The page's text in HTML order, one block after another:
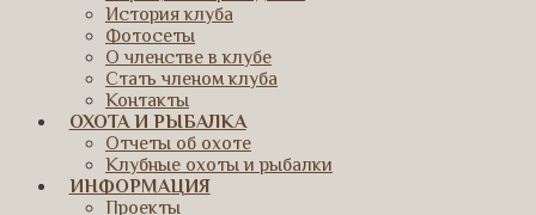
История клуба
Фотосеты
О членстве в клубе
Стать членом клуба
Контакты
ОХОТА И РЫБАЛКА
Отчеты об охоте
Клубные охоты и рыбалки
ИНФОРМАЦИЯ
Проекты